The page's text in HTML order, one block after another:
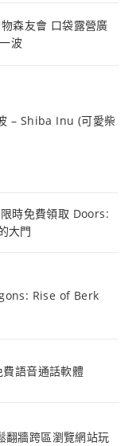
森友會 口袋露營廣
波
– Shiba Inu (可愛柴
時免費領取 Doors:
大門
Rise of Berk
語音通話軟體
牆跨區瀏覽網站玩